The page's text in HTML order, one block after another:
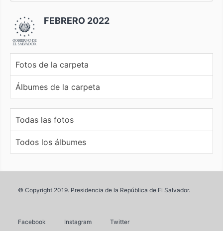
FEBRERO 2022
Fotos de la carpeta
Álbumes de la carpeta
Todas las fotos
Todos los álbumes
© Copyright 2019. Presidencia de la República de El Salvador.
Facebook Instagram Twitter